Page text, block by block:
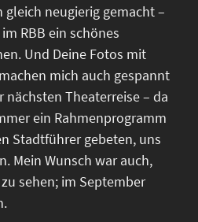
gleich neugierig gemacht –
RBB ein schönes
Und Deine Fotos mit
mich auch gespannt
nächsten Theaterreise – da
ein Rahmenprogramm
Stadtführer gebeten, uns
Mein Wunsch war auch,
sehen; im September